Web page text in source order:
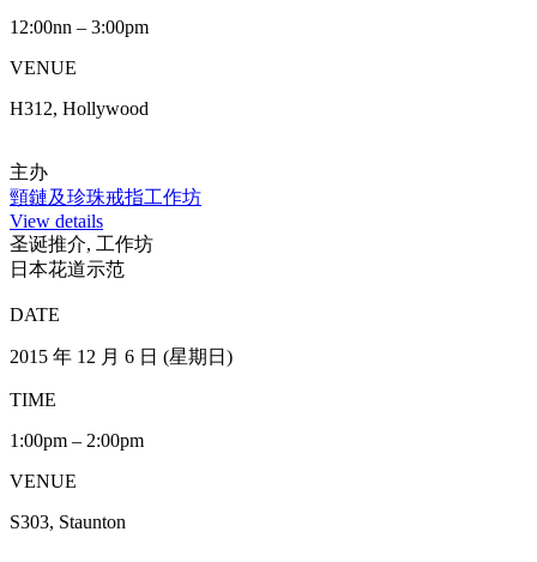
S513, Staunton
环保油漆－DIY Cushion套
圣诞推介, 工作坊
Japanese Gift Wrapping Workshop
DATE
2015 年 12 月 13 日 (星期日)
TIME
1:00pm – 2:00pm
VENUE
S303, Staunton
Japanese Gift Wrapping Workshop